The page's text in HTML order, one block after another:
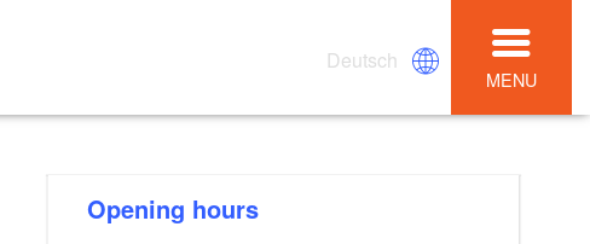
Deutsch
MENU
Opening hours